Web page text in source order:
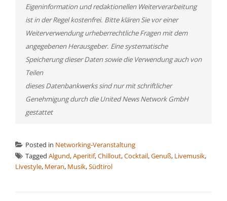
Eigeninformation und redaktionellen Weiterverarbeitung
ist in der Regel kostenfrei. Bitte klären Sie vor einer
Weiterverwendung urheberrechtliche Fragen mit dem
angegebenen Herausgeber. Eine systematische
Speicherung dieser Daten sowie die Verwendung auch von
Teilen
dieses Datenbankwerks sind nur mit schriftlicher
Genehmigung durch die United News Network GmbH
gestattet
Posted in Networking-Veranstaltung
Tagged Algund,Aperitif,Chillout,Cocktail,Genuß, Livemusik,
Livestyle, Meran, Musik,Südtirol